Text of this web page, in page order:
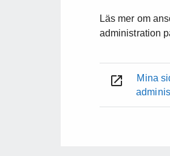
Läs mer om
administration
Mina